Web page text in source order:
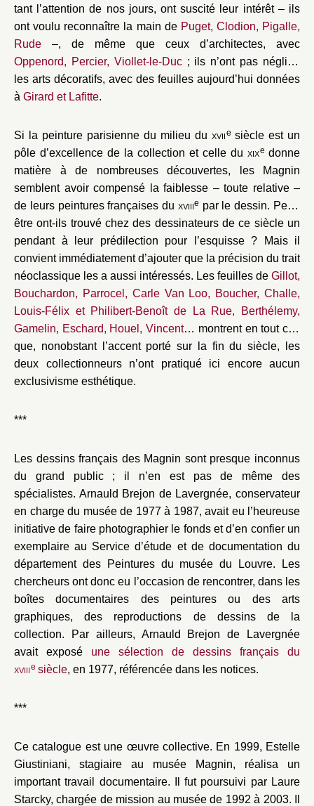
tant l’attention de nos jours, ont suscité leur intérêt – ils
ont voulu reconnaître la main de Puget, Clodion, Pigalle,
Rude –, de même que ceux d’architectes, avec
Oppenord, Percier, Viollet-le-Duc; ils n’ont pas négligé
les arts décoratifs, avec des feuilles aujourd’hui données
à Girard et Lafitte.
Si la peinture parisienne du milieu du xviie siècle est un
pôle d’excellence de la collection et celle du xixe donne
matière à de nombreuses découvertes, les Magnin
semblent avoir compensé la faiblesse – toute relative –
de leurs peintures françaises du xviiie par le dessin. Peut-
être ont-ils trouvé chez des dessinateurs de ce siècle un
pendant à leur prédilection pour l’esquisse ? Mais il
convient immédiatement d’ajouter que la précision du trait
néoclassique les a aussi intéressés. Les feuilles de Gillot,
Bouchardon, Parrocel, Carle Van Loo, Boucher, Challe,
Louis-Félix et Philibert-Benoît de La Rue, Berthélemy,
Gamelin, Eschard, Houel, Vincent… montrent en tout cas
que, nonobstant l’accent porté sur la fin du siècle, les
deux collectionneurs n’ont pratiqué ici encore aucun
exclusivisme esthétique.
***
Les dessins français des Magnin sont presque inconnus
du grand public ; il n’en est pas de même des
spécialistes. Arnauld Brejon de Lavergnée, conservateur
en charge du musée de 1977 à 1987, avait eu l’heureuse
initiative de faire photographier le fonds et d’en confier un
exemplaire au Service d’étude et de documentation du
département des Peintures du musée du Louvre. Les
chercheurs ont donc eu l’occasion de rencontrer, dans les
boîtes documentaires des peintures ou des arts
graphiques, des reproductions de dessins de la
collection. Par ailleurs, Arnauld Brejon de Lavergnée
avait exposé une sélection de dessins français du
xviiie siècle, en 1977, référencée dans les notices.
***
Ce catalogue est une œuvre collective. En 1999, Estelle
Giustiniani, stagiaire au musée Magnin, réalisa un
important travail documentaire. Il fut poursuivi par Laure
Starcky, chargée de mission au musée de 1992 à 2003. Il